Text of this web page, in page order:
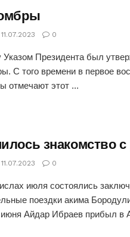
0
Указом Президента был
С того времени в первое
отмечают этот ...
знакомство
0
июля состоялись
поездки акима
июня Айдар Ибраев прибыл в